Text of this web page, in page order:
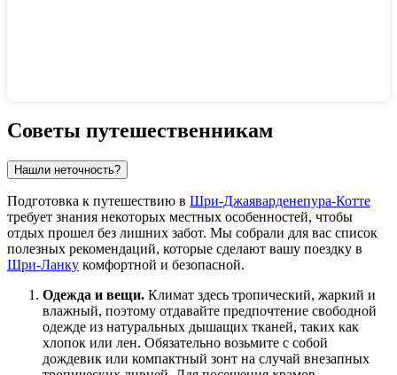
Советы путешественникам
Нашли неточность?
Подготовка к путешествию в Шри-Джаяварденепура-Котте
требует знания некоторых местных особенностей, чтобы
отдых прошел без лишних забот. Мы собрали для вас список
полезных рекомендаций, которые сделают вашу поездку в
Шри-Ланку комфортной и безопасной.
Одежда и вещи. Климат здесь тропический, жаркий и
влажный, поэтому отдавайте предпочтение свободной
одежде из натуральных дышащих тканей, таких как
хлопок или лен. Обязательно возьмите с собой
дождевик или компактный зонт на случай внезапных